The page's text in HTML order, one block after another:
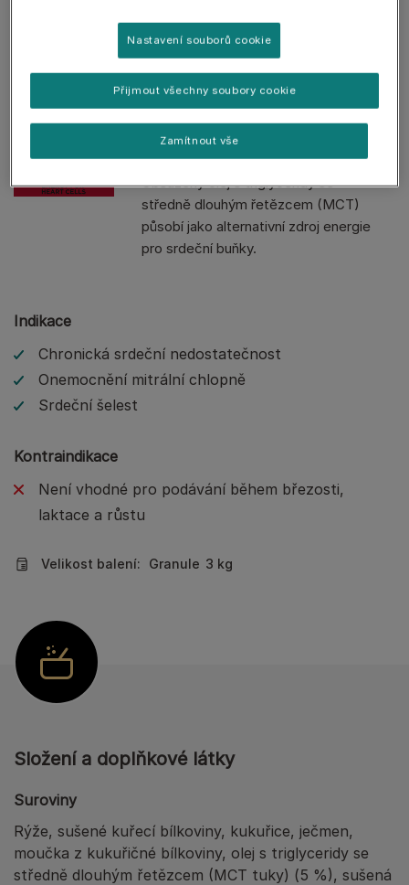
Nutriční komplex pro podporu srdce
Obsahuje speciální nutriční komplex s
upravenou hladinou živin, které mají
prokázaný přínos pro zdraví srdce.
Energie pro srdeční buňky
Obsažený olej s triglyceridy se
středně dlouhým řetězcem (MCT)
působí jako alternativní zdroj energie
pro srdeční buňky.
Indikace
Chronická srdeční nedostatečnost
Onemocnění mitrální chlopně
Srdeční šelest
Kontraindikace
Není vhodné pro podávání během březosti,
laktace a růstu
Velikost balení: Granule 3 kg
Složení a doplňkové látky
Suroviny
Rýže, sušené kuřecí bílkoviny, kukuřice, ječmen,
moučka z kukuřičné bílkoviny, olej s triglyceridy se
středně dlouhým řetězcem (MCT tuky) (5 %), sušená
Nastavení souborů cookie
Zamítnout vše
Přijmout všechny soubory cookie